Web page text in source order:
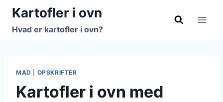
Fortsæt
indhold
Kartofler i ovn
Hvad er kartofler i ovn?
MAD OPSKRIFTER
Kartofler i ovn med